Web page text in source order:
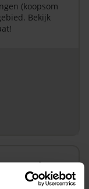
(koopsom
Bekijk
gratis